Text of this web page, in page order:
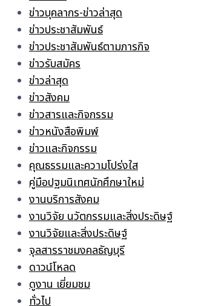
ข่าวบุคลากร-ข่าวล่าสุด
ข่าวประชาสัมพันธ์
ข่าวประชาสัมพันธ์ตามภารกิจ
ข่าวรับสมัคร
ข่าวล่าสุด
ข่าวสังคม
ข่าวสารและกิจกรรม
ข่าวหนังสือพิมพ์
ข่าวและกิจกรรม
คุณธรรมและความโปร่งใส
คู่มือปฐมนิเทศนักศึกษาใหม่
งานบริการสังคม
งานวิจัย นวัตกรรมและสิ่งประดิษฐ์
งานวิจัยและสิ่งประดิษฐ์
จุลสารราชมงคลธัญบุรี
ดาวน์โหลด
ดูงาน เยี่ยมชม
ทั่วไป